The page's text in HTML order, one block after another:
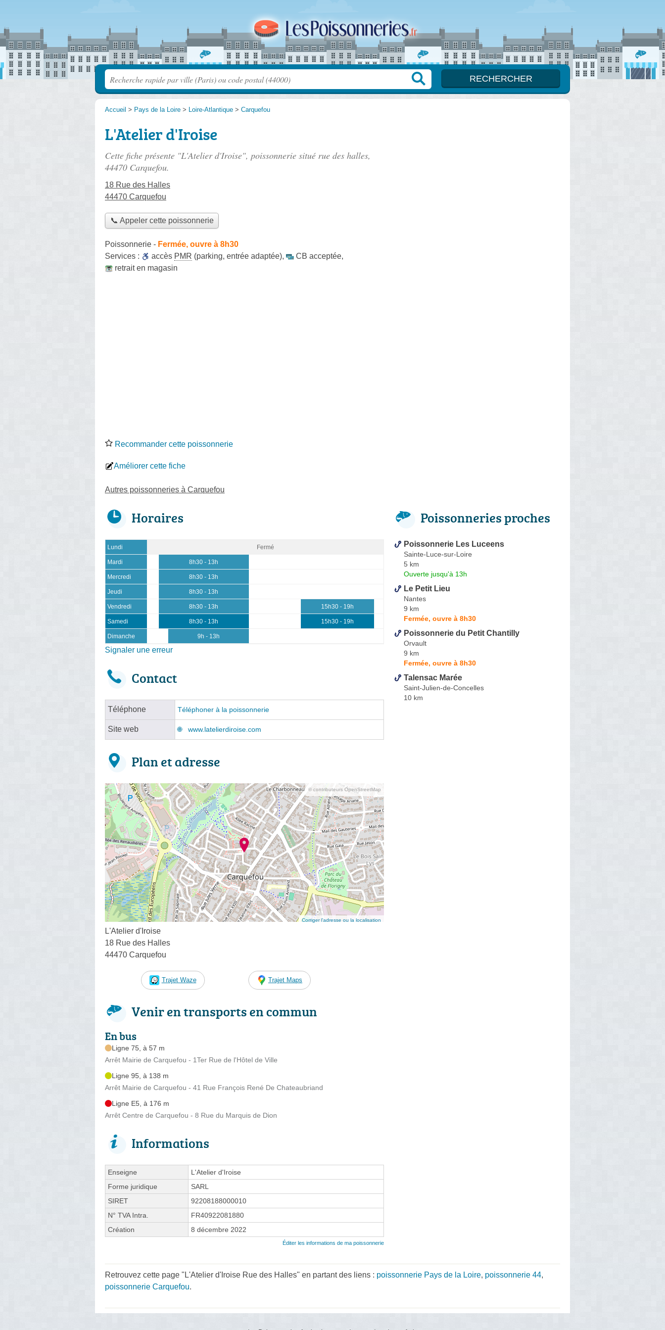
Accueil > Pays de la Loire > Loire-Atlantique > Carquefou
L'Atelier d'Iroise
Cette fiche présente "L'Atelier d'Iroise", poissonnerie situé rue des halles,
44470 Carquefou.
18 Rue des Halles
44470 Carquefou
📞 Appeler cette poissonnerie
Poissonnerie - Fermée, ouvre à 8h30
Services :
accès PMR (parking, entrée adaptée), CB acceptée,
retrait en magasin
Recommander cette poissonnerie
Améliorer cette fiche
Autres poissonneries à Carquefou
Horaires
Lundi Fermé
Mardi 8h30 - 13h
Mercredi 8h30 - 13h
Jeudi 8h30 - 13h
Vendredi 8h30 - 13h 15h30 - 19h
Samedi 8h30 - 13h 15h30 - 19h
Dimanche 9h - 13h
Signaler une erreur
Contact
Téléphone Téléphoner à la poissonnerie
Site web www.latelierdiroise.com
Plan et adresse
© contributeurs OpenStreetMap
Corriger l’adresse ou la localisation
L'Atelier d'Iroise
18 Rue des Halles
44470 Carquefou
Trajet Waze Trajet Maps
Venir en transports en commun
En bus
Ligne 75, à 57 m
Arrêt Mairie de Carquefou - 1Ter Rue de l'Hôtel de Ville
Ligne 95, à 138 m
Arrêt Mairie de Carquefou - 41 Rue François René De Chateaubriand
Ligne E5, à 176 m
Arrêt Centre de Carquefou - 8 Rue du Marquis de Dion
Informations
Enseigne
L'Atelier d'Iroise
Forme juridique
SARL
SIRET
92208188000010
N° TVA Intra.
FR40922081880
Création
8 décembre 2022
Éditer les informations de ma poissonnerie
Poissonneries proches
Poissonnerie Les Luceens
Sainte-Luce-sur-Loire
5 km
Ouverte jusqu'à 13h
Le Petit Lieu
Nantes
9 km
Fermée, ouvre à 8h30
Poissonnerie du Petit Chantilly
Orvault
9 km
Fermée, ouvre à 8h30
Talensac Marée
Saint-Julien-de-Concelles
10 km
Retrouvez cette page "L'Atelier d'Iroise Rue des Halles" en partant des liens : poissonnerie Pays de la Loire, poissonnerie 44,
poissonnerie Carquefou.